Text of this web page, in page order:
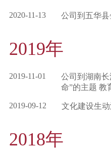
2020-11-13 公司到五华
2019年
2019-11-01
公司到湖南
命”的主题 教
2019-09-12 文化建设生
2018年